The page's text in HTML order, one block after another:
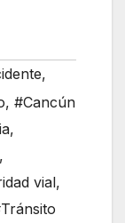
,
, #Cancún
,
,
vial,